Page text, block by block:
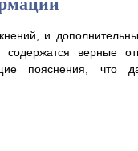
и
верные
пояснения, что